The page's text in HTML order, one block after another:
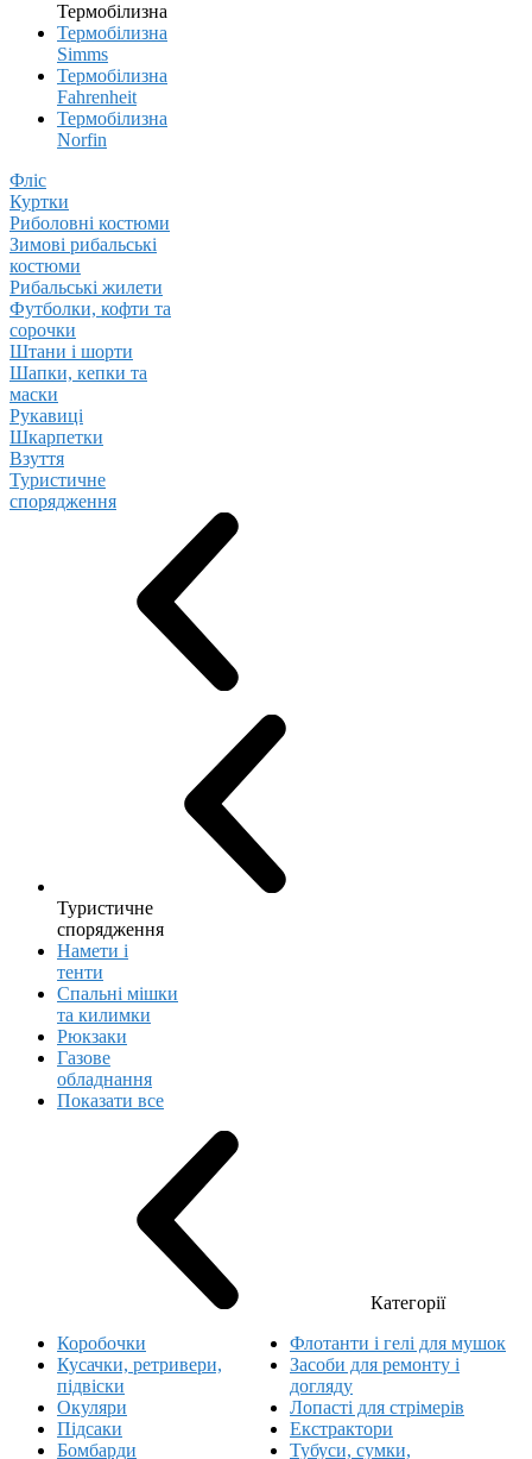
Термобілизна
Термобілизна
Simms
Термобілизна
Fahrenheit
Термобілизна
Norfin
Фліс
Куртки
Риболовні костюми
Зимові рибальські
костюми
Рибальські жилети
Футболки, кофти та
сорочки
Штани і шорти
Шапки, кепки та
маски
Рукавиці
Шкарпетки
Взуття
Туристичне
спорядження
Туристичне
спорядження
Намети і
тенти
Спальні мішки
та килимки
Рюкзаки
Газове
обладнання
Показати все
Категорії
Коробочки
Флотанти і гелі для мушок
Кусачки, ретривери,
підвіски
Засоби для ремонту і
догляду
Окуляри
Лопасті для стрімерів
Підсаки
Екстрактори
Бомбарди
Тубуси, сумки,